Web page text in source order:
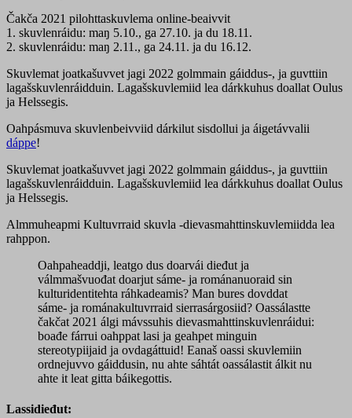
Čakča 2021 pilohttaskuvlema online-beaivvit
1. skuvlenráidu: maŋ 5.10., ga 27.10. ja du 18.11.
2. skuvlenráidu: maŋ 2.11., ga 24.11. ja du 16.12.
Skuvlemat joatkašuvvet jagi 2022 golmmain gáiddus-, ja guvttiin
lagašskuvlenráidduin. Lagašskuvlemiid lea dárkkuhus doallat Oulus
ja Helssegis.
Oahpásmuva skuvlenbeivviid dárkilut sisdollui ja áigetávvalii
dáppe!
Skuvlemat joatkašuvvet jagi 2022 golmmain gáiddus-, ja guvttiin
lagašskuvlenráidduin. Lagašskuvlemiid lea dárkkuhus doallat Oulus
ja Helssegis.
Almmuheapmi Kultuvrraid skuvla -dievasmahttinskuvlemiidda lea
rahppon.
Oahpaheaddji, leatgo dus doarvái dieđut ja
válmmašvuođat doarjut sáme- ja románanuoraid sin
kulturidentitehta ráhkadeamis? Man bures dovddat
sáme- ja románakultuvrraid sierrasárgosiid? Oassálastte
čakčat 2021 álgi mávssuhis dievasmahttinskuvlenráidui:
boađe fárrui oahppat lasi ja geahpet minguin
stereotypiijaid ja ovdagáttuid! Eanaš oassi skuvlemiin
ordnejuvvo gáiddusin, nu ahte sáhtát oassálastit álkit nu
ahte it leat gitta báikegottis.
Lassidieđut: